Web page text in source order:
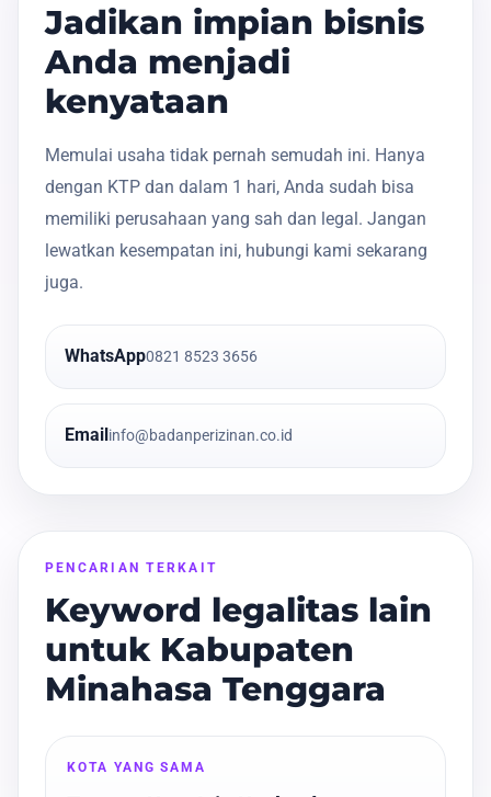
Jadikan impian bisnis
Anda menjadi
kenyataan
Memulai usaha tidak pernah semudah ini. Hanya
dengan KTP dan dalam 1 hari, Anda sudah bisa
memiliki perusahaan yang sah dan legal. Jangan
lewatkan kesempatan ini, hubungi kami sekarang
juga.
WhatsApp0821 8523 3656
Email info@badanperizinan.co.id
PENCARIAN TERKAIT
Keyword legalitas lain
untuk Kabupaten
Minahasa Tenggara
KOTA YANG SAMA